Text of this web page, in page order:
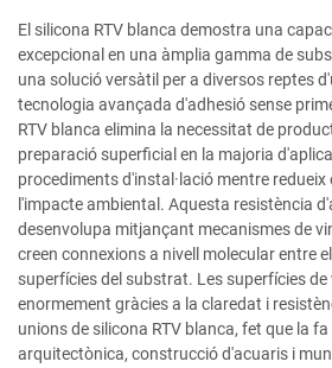
El silicona RTV blanca demostra una
excepcional en una àmplia gamma de
una solució versàtil per a diversos reptes
tecnologia avançada d'adhesió sense
RTV blanca elimina la necessitat de
preparació superficial en la majoria
procediments d'instal·lació mentre
l'impacte ambiental. Aquesta resistència
desenvolupa mitjançant mecanismes de
creen connexions a nivell molecular entre
superfícies del substrat. Les superfícies de
enormement gràcies a la claredat i
unions de silicona RTV blanca, fet que la
arquitectònica, construcció d'acuaris i